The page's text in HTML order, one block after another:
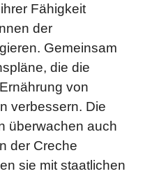
Fähigkeit
der
Gemeinsam
die die
von
verbessern. Die
überwachen auch
der Creche
sie mit staatlichen